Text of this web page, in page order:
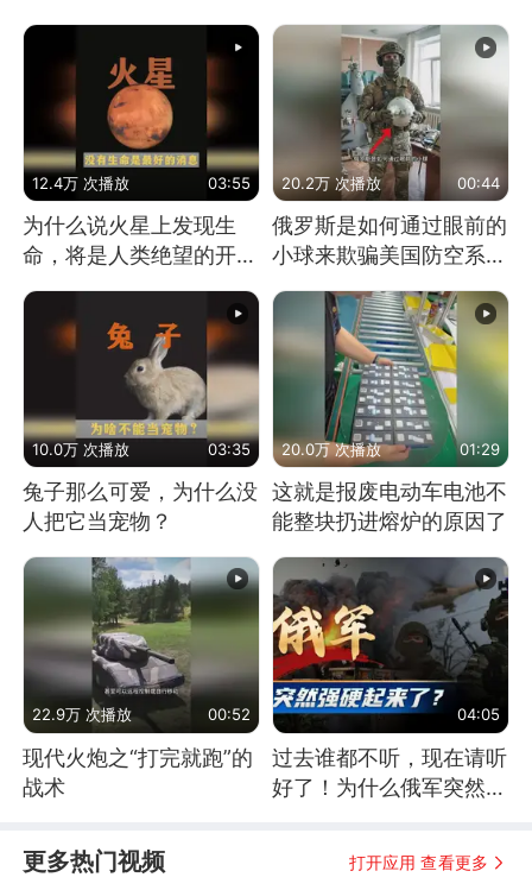
12.4万 次播放 03:55
为什么说火星上发现生
命，将是人类绝望的开
始？
20.2万 次播放 00:44
俄罗斯是如何通过眼前的
小球来欺骗美国防空系统
的
10.0万 次播放 03:35
兔子那么可爱，为什么没
人把它当宠物？
20.0万 次播放 01:29
这就是报废电动车电池不
能整块扔进熔炉的原因了
22.9万 次播放 00:52
现代火炮之“打完就跑”的
战术
04:05
过去谁都不听，现在请听
好了！为什么俄军突然强
更多热门视频 打开应用 查看更多